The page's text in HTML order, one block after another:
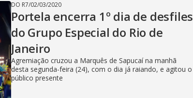
DO R7/02/03/2020
Portela encerra 1º dia de desfiles
do Grupo Especial do Rio de
Janeiro
Agremiação cruzou a Marquês de Sapucaí na manhã
desta segunda-feira (24), com o dia já raiando, e agitou o
público presente